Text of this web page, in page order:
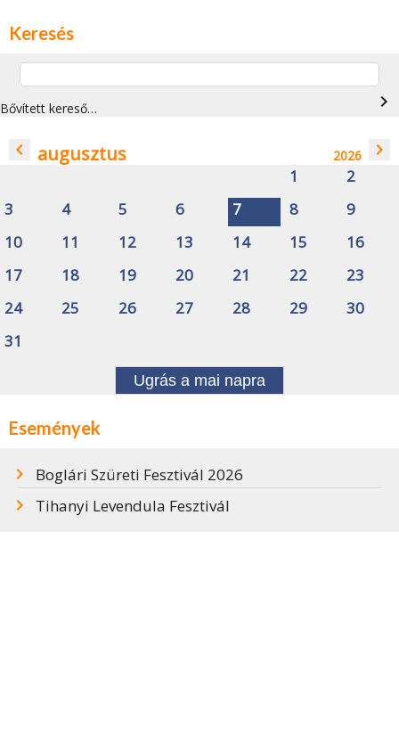
Keresés
Bővített kereső… navigate_next
navigate_before augusztus 2026 navigate_next
1
2
3
4 5 6 7 8
9
10
11 12 13 14 15
16
17
18 19 20 21 22
23
24
25 26 27 28 29
30
31
Ugrás a mai napra
Események
Boglári Szüreti Fesztivál 2026
Tihanyi Levendula Fesztivál